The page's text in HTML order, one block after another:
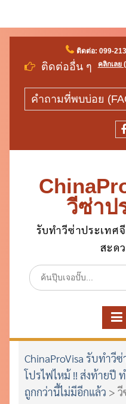
ติดต่อ: 099-
ติดต่ออื่น ๆ คลิกเลย
คำถามที่พบบ่อย
วีซ่าป
รับทำวีซ่าประเทศ
สะด
Search
for:
ChinaProVisa รับทำวี
โปรไฟไหม้ !! ส่งท้ายปี
ถูกกว่านี้ไม่มีอีกแล้ว > วี